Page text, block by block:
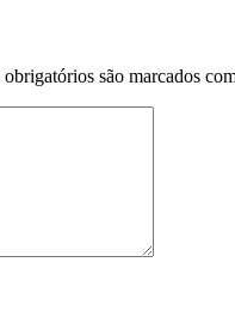
obrigatórios são marcados